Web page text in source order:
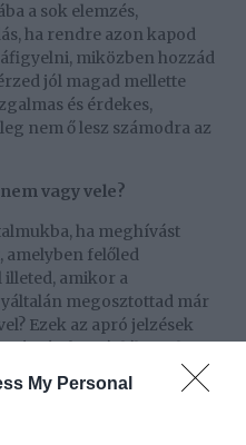
My Personal
a sok elemzés,
ha rendre azon kapod
miközben hozzád
jól magad mellette
és érdekes,
nem ő lesz számodra az
vagy vele?
ha meghívást
amelyben felőled
illeted, amikor a
megosztottad már
Ezek az apró jelzések